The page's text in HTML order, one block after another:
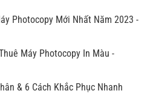
Photocopy Mới Nhất Năm 2023 -
Máy Photocopy In Màu -
& 6 Cách Khắc Phục Nhanh